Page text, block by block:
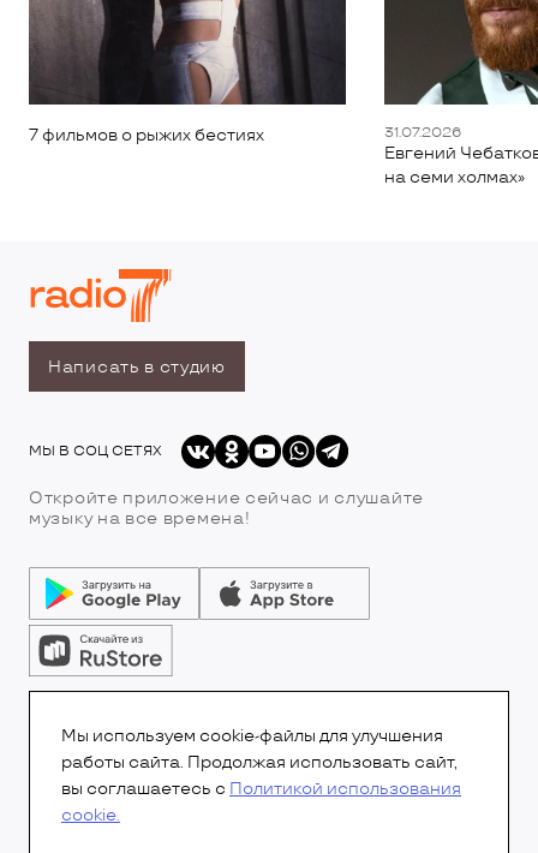
7 фильмов о рыжих бестиях 31.07.2026
Евгений
на семи холмах»
Написать в студию
МЫ В СОЦ СЕТЯХ
Откройте приложение сейчас и слушайте
музыку на все времена!
© Все права защищены.Copyright 2026© Радио 7
Мы используем cookie-файлы для улучшения
работы сайта. Продолжая использовать сайт,
вы соглашаетесь с Политикой использования
cookie.